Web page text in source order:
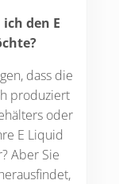
den E
dass die
produziert
oder
E Liquid
Aber Sie